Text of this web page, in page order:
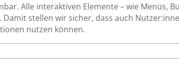
Alle interaktiven Elemente – wie Menüs,
stellen wir sicher, dass auch
nutzen können.